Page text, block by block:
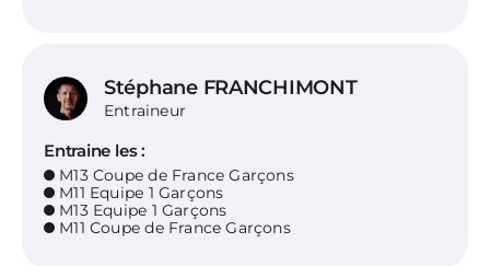
Stéphane FRANCHIMONT
Entraineur
Entraine les :
M13 Coupe de France Garçons
M11 Equipe 1 Garçons
M13 Equipe 1 Garçons
M11 Coupe de France Garçons